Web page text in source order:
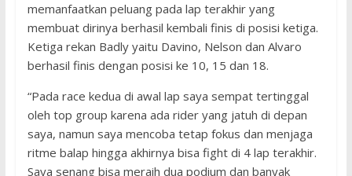
memanfaatkan peluang pada lap terakhir yang
membuat dirinya berhasil kembali finis di posisi ketiga.
Ketiga rekan Badly yaitu Davino, Nelson dan Alvaro
berhasil finis dengan posisi ke 10, 15 dan 18.
“Pada race kedua di awal lap saya sempat tertinggal
oleh top group karena ada rider yang jatuh di depan
saya, namun saya mencoba tetap fokus dan menjaga
ritme balap hingga akhirnya bisa fight di 4 lap terakhir.
Saya senang bisa meraih dua podium dan banyak